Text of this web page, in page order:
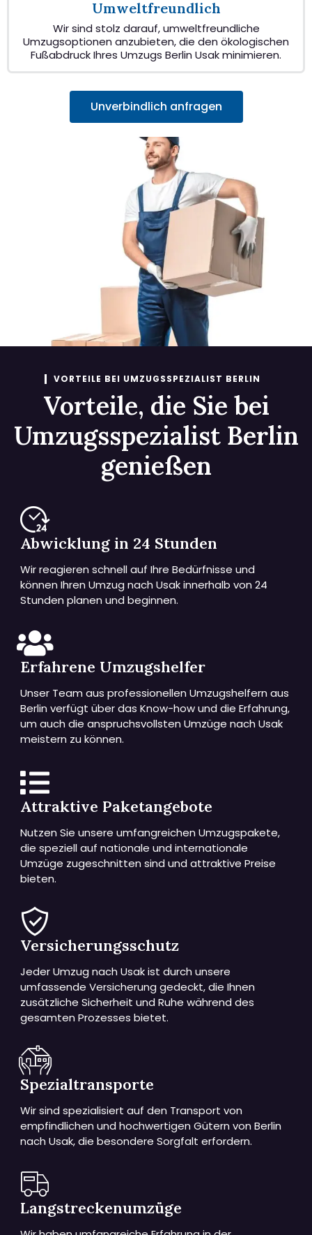
Umweltfreundlich
Wir sind stolz darauf, umweltfreundliche
Umzugsoptionen anzubieten, die den ökologischen
Fußabdruck Ihres Umzugs Berlin Usak minimieren.
Unverbindlich anfragen
VORTEILE BEI UMZUGSSPEZIALIST BERLIN
Vorteile, die Sie bei
Umzugsspezialist Berlin
genießen
Abwicklung in 24 Stunden
Wir reagieren schnell auf Ihre Bedürfnisse und
können Ihren Umzug nach Usak innerhalb von 24
Stunden planen und beginnen.
Erfahrene Umzugshelfer
Unser Team aus professionellen Umzugshelfern aus
Berlin verfügt über das Know-how und die Erfahrung,
um auch die anspruchsvollsten Umzüge nach Usak
meistern zu können.
Attraktive Paketangebote
Nutzen Sie unsere umfangreichen Umzugspakete,
die speziell auf nationale und internationale
Umzüge zugeschnitten sind und attraktive Preise
bieten.
Versicherungsschutz
Jeder Umzug nach Usak ist durch unsere
umfassende Versicherung gedeckt, die Ihnen
zusätzliche Sicherheit und Ruhe während des
gesamten Prozesses bietet.
Spezialtransporte
Wir sind spezialisiert auf den Transport von
empfindlichen und hochwertigen Gütern von Berlin
nach Usak, die besondere Sorgfalt erfordern.
Langstreckenumzüge